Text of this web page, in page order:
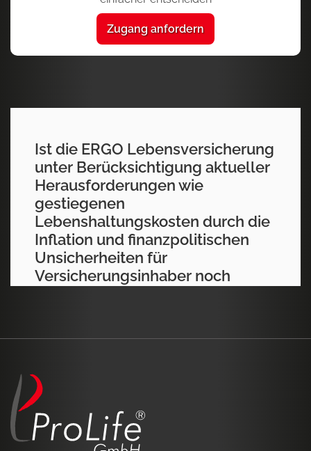
Zugang anfordern
Ist die ERGO Lebensversicherung
unter Berücksichtigung aktueller
Herausforderungen wie
gestiegenen
Lebenshaltungskosten durch die
Inflation und finanzpolitischen
Unsicherheiten für
Versicherungsinhaber noch
operativ tätige ERGO Versicherung AG mit Sitz
Markt. Das Unternehmen gehört zur ERGO
Group AG.
Auf dem österreichischen Versicherungsmarkt
bietet die ERGO ein breites Spektrum an